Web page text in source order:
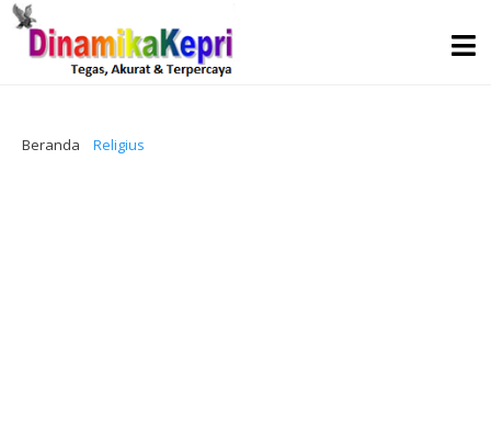
Beranda Religius